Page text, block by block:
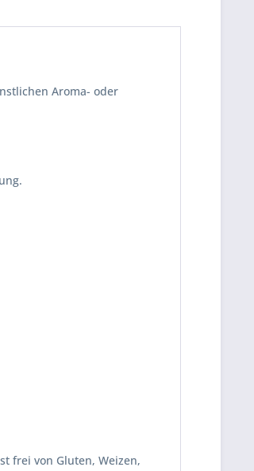
Aroma- oder
frei von Gluten, Weizen,